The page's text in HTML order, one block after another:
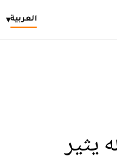
العربية▾
يثير